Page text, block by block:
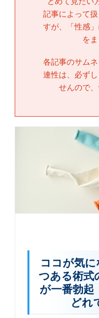
記事によって
すが、「性感
を
各記事のサム
連性は、必ず
せんので、
ココが気
つある術式
が一番勃起
どれ